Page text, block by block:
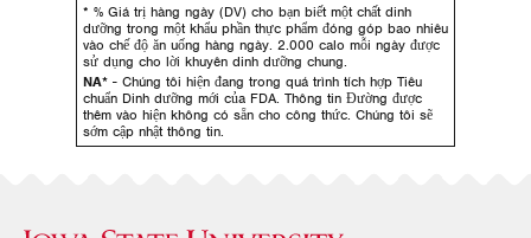
* % Giá trị hàng ngày (DV) cho bạn biết một chất dinh
dưỡng trong một khẩu phần thực phẩm đóng góp bao nhiêu
vào chế độ ăn uống hàng ngày. 2.000 calo mỗi ngày được
sử dụng cho lời khuyên dinh dưỡng chung.
NA* - Chúng tôi hiện đang trong quá trình tích hợp Tiêu
chuẩn Dinh dưỡng mới của FDA. Thông tin Đường được
thêm vào hiện không có sẵn cho công thức. Chúng tôi sẽ
sớm cập nhật thông tin.